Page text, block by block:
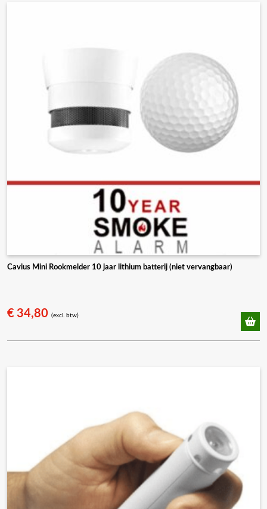
Cavius Mini Rookmelder 10 jaar lithium batterij (niet vervangbaar)
€ 34,80 (excl. btw)